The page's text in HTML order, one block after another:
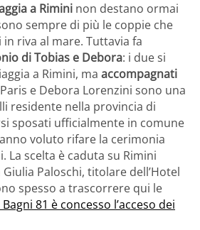
a Rimini non destano ormai
sempre di più le coppie che
riva al mare. Tuttavia fa
di Tobias e Debora: i due si
a Rimini, ma accompagnati
e Debora Lorenzini sono una
residente nella provincia di
sposati ufficialmente in comune
voluto rifare la cerimonia
La scelta è caduta su Rimini
Paloschi, titolare dell’Hotel
spesso a trascorrere qui le
Bagni 81 è concesso l’acceso dei